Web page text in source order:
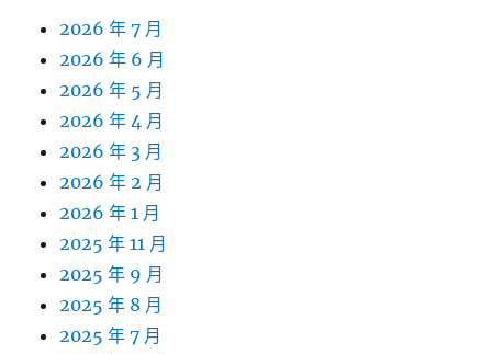
2026 年 7 月
2026 年 6 月
2026 年 5 月
2026 年 4 月
2026 年 3 月
2026 年 2 月
2026 年 1 月
2025 年 11 月
2025 年 9 月
2025 年 8 月
2025 年 7 月